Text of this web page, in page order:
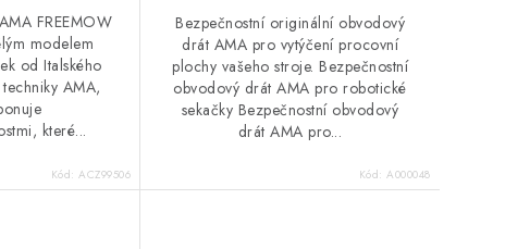
FREEMOW
modelem
od Italského
AMA,
které...
Kód:ACZ99506
Bezpečnostní originální obvodový
drát AMA pro vytýčení procovní
plochy vašeho stroje. Bezpečnostní
obvodový drát AMA pro robotické
sekačky Bezpečnostní obvodový
drát AMA pro...
Kód:A000048